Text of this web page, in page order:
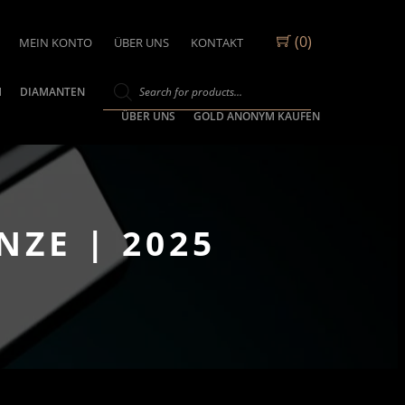
(0)
MEIN KONTO ÜBER UNS KONTAKT
DIAMANTEN
ÜBER UNS
GOLD ANONYM KAUFEN
| 2025